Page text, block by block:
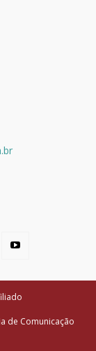
de Comunicação